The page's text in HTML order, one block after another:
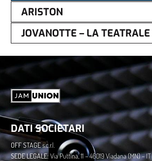
ARISTON
JOVANOTTE – LA TEATRALE
DATI SOCIETARI
OFF STAGEs.c.r.l.
​SEDE LEGALE:Via Puttina, 11 – 46019 Viadana (MN) – IT